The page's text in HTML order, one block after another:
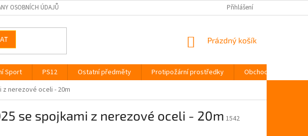
OSOBNÍCH ÚDAJŮ Přihlášení
NÁKUPNÍ
Prázdný košík
Sport PS12 Ostatní předměty Protipožární prostředky
Obchodní podmínky
z nerezové oceli - 20m
se spojkami z nerezové oceli - 20m 1542